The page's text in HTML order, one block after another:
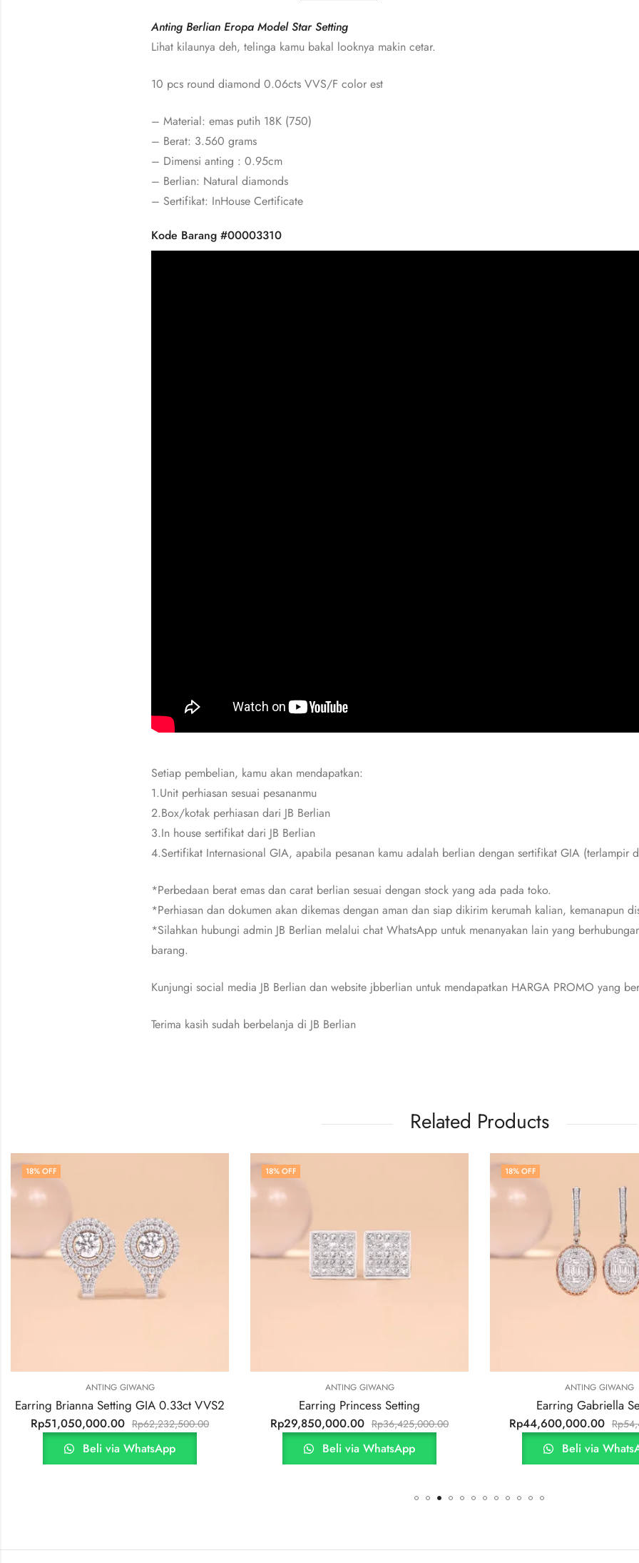
Anting Berlian Eropa Model Star Setting
Lihat kilaunya deh, telinga kamu bakal looknya makin cetar.
10 pcs round diamond 0.06cts VVS/F color est
– Material: emas putih 18K (750)
– Berat: 3.560 grams
– Dimensi anting : 0.95cm
– Berlian: Natural diamonds
– Sertifikat: InHouse Certificate
Kode Barang #00003310
Setiap pembelian, kamu akan mendapatkan:
1.Unit perhiasan sesuai pesananmu
2.Box/kotak perhiasan dari JB Berlian
3.In house sertifikat dari JB Berlian
4.Sertifikat Internasional GIA, apabila pesanan kamu adalah berlian dengan sertifikat GIA (terlampir
*Perbedaan berat emas dan carat berlian sesuai dengan stock yang ada pada toko.
*Perhiasan dan dokumen akan dikemas dengan aman dan siap dikirim kerumah kalian, kemanapun
*Silahkan hubungi admin JB Berlian melalui chat WhatsApp untuk menanyakan lain yang
barang.
Kunjungi social media JB Berlian dan website jbberlian untuk mendapatkan HARGA PROMO yang
Terima kasih sudah berbelanja di JB Berlian
Related Products
ANTING GIWANG
Earring Princess Setting
Rp29,850,000.00 Rp36,425,000.00
Beli via WhatsApp
ANTING GIWANG
Earring Gabriella Setting
Rp44,600,000.00 Rp54,405,000.00
Beli via WhatsApp
Earring
Rp
Beli